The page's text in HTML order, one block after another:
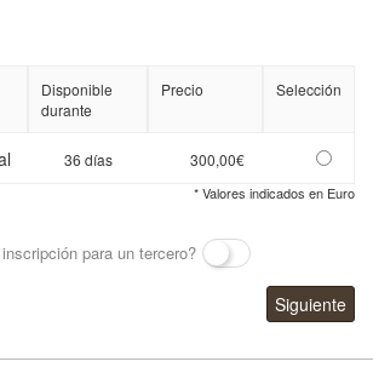
Disponible
durante
Precio Selección
36 días 300,00€
* Valores indicados en Euro
para un tercero?
Siguiente